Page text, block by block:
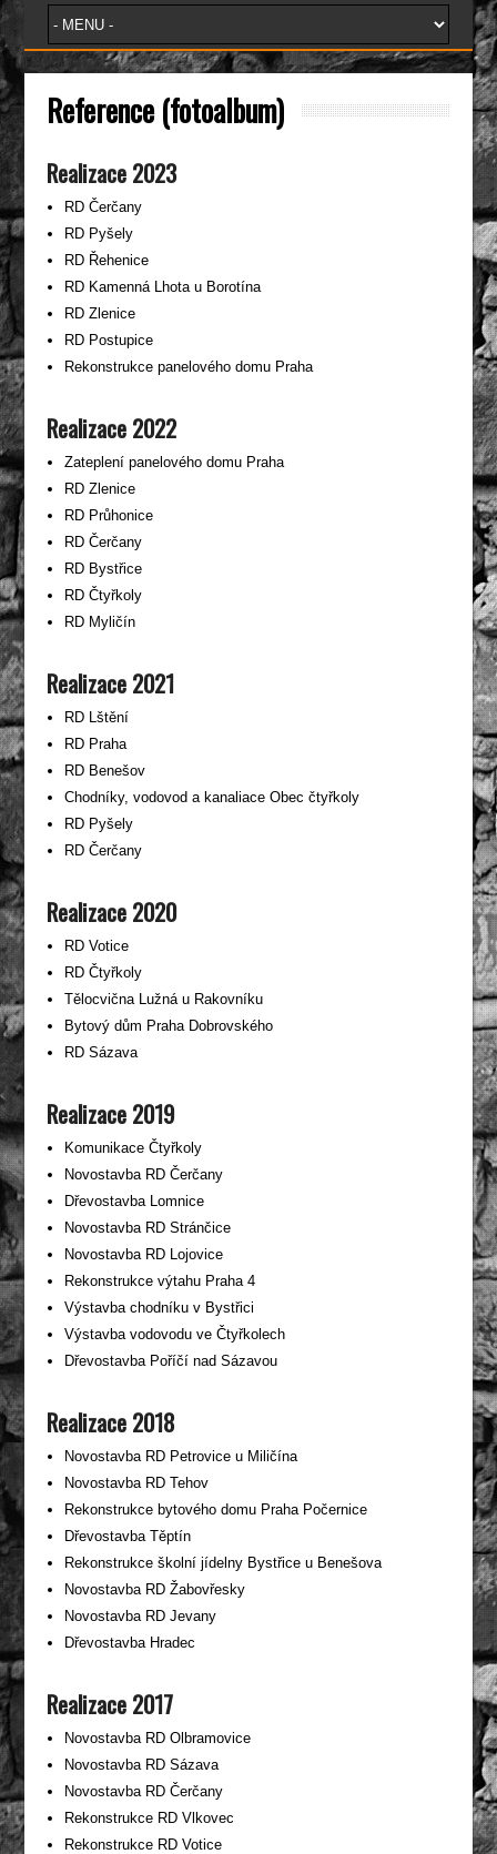
Reference (fotoalbum)
Realizace 2023
RD Čerčany
RD Pyšely
RD Řehenice
RD Kamenná Lhota u Borotína
RD Zlenice
RD Postupice
Rekonstrukce panelového domu Praha
Realizace 2022
Zateplení panelového domu Praha
RD Zlenice
RD Průhonice
RD Čerčany
RD Bystřice
RD Čtyřkoly
RD Myličín
Realizace 2021
RD Lštění
RD Praha
RD Benešov
Chodníky, vodovod a kanaliace Obec čtyřkoly
RD Pyšely
RD Čerčany
Realizace 2020
RD Votice
RD Čtyřkoly
Tělocvična Lužná u Rakovníku
Bytový dům Praha Dobrovského
RD Sázava
Realizace 2019
Komunikace Čtyřkoly
Novostavba RD Čerčany
Dřevostavba Lomnice
Novostavba RD Stránčice
Novostavba RD Lojovice
Rekonstrukce výtahu Praha 4
Výstavba chodníku v Bystřici
Výstavba vodovodu ve Čtyřkolech
Dřevostavba Poříčí nad Sázavou
Realizace 2018
Novostavba RD Petrovice u Miličína
Novostavba RD Tehov
Rekonstrukce bytového domu Praha Počernice
Dřevostavba Těptín
Rekonstrukce školní jídelny Bystřice u Benešova
Novostavba RD Žabovřesky
Novostavba RD Jevany
Dřevostavba Hradec
Realizace 2017
Novostavba RD Olbramovice
Novostavba RD Sázava
Novostavba RD Čerčany
Rekonstrukce RD Vlkovec
Rekonstrukce RD Votice